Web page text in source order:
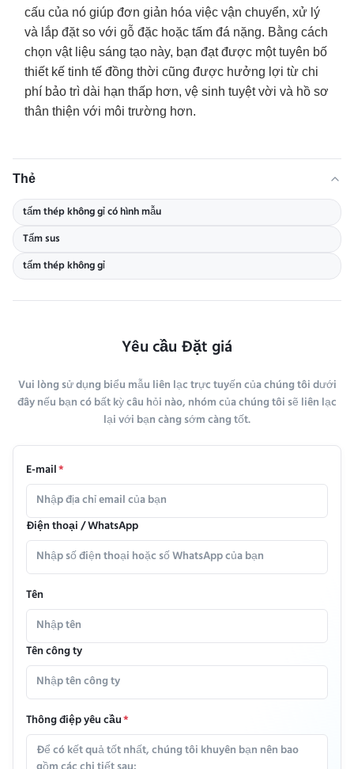
cấu của nó giúp đơn giản hóa việc vận chuyển, xử lý
và lắp đặt so với gỗ đặc hoặc tấm đá nặng. Bằng cách
chọn vật liệu sáng tạo này, bạn đạt được một tuyên bố
thiết kế tinh tế đồng thời cũng được hưởng lợi từ chi
phí bảo trì dài hạn thấp hơn, vệ sinh tuyệt vời và hồ sơ
thân thiện với môi trường hơn.
Thẻ
tấm thép không gỉ có hình mẫu
Tấm sus
tấm thép không gỉ
Yêu cầu Đặt giá
Vui lòng sử dụng biểu mẫu liên lạc trực tuyến của chúng tôi dưới
đây nếu bạn có bất kỳ câu hỏi nào, nhóm của chúng tôi sẽ liên lạc
lại với bạn càng sớm càng tốt.
E-mail*
Điện thoại / WhatsApp
Tên
Tên công ty
Thông điệp yêu cầu*